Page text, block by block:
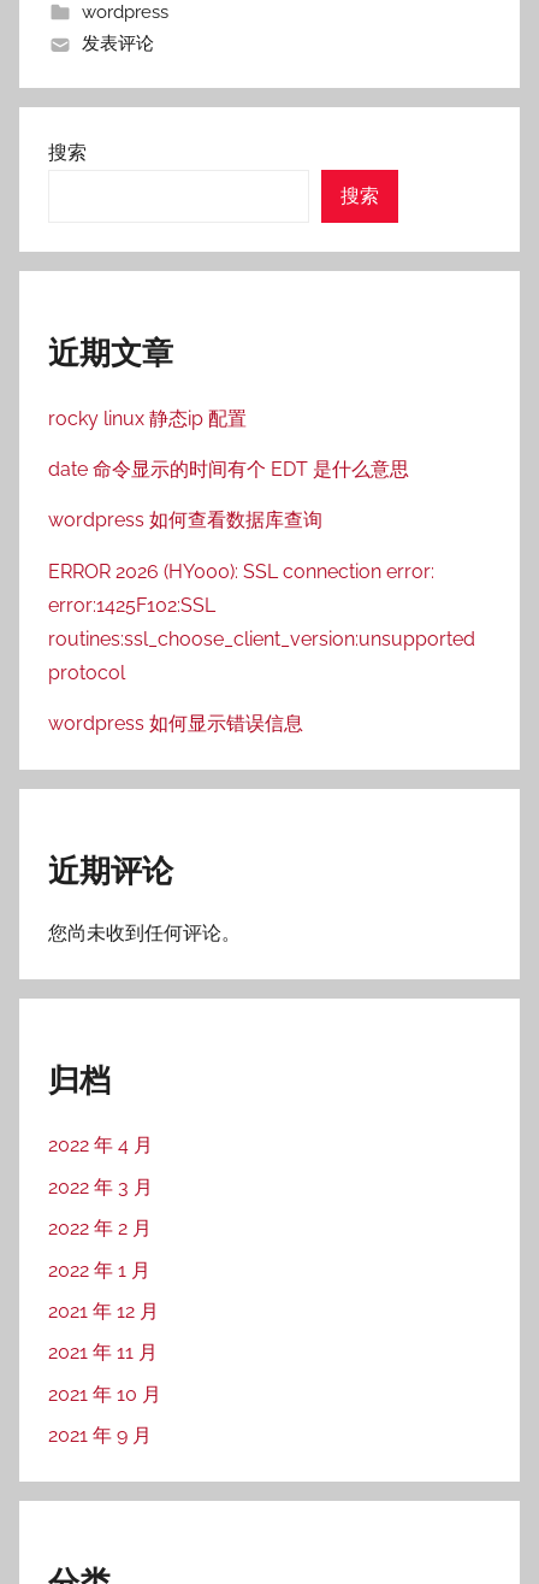
wordpress
发表评论
搜索
搜索
近期文章
rocky linux 静态ip 配置
date 命令显示的时间有个 EDT 是什么意思
wordpress 如何查看数据库查询
ERROR 2026 (HY000): SSL connection error:
error:1425F102:SSL
routines:ssl_choose_client_version:unsupported
protocol
wordpress 如何显示错误信息
近期评论
您尚未收到任何评论。
归档
2022 年 4 月
2022 年 3 月
2022 年 2 月
2022 年 1 月
2021 年 12 月
2021 年 11 月
2021 年 10 月
2021 年 9 月